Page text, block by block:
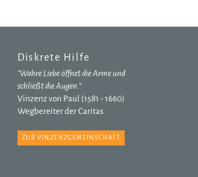
Diskrete Hilfe
"Wahre Liebe öffnet die Arme und
schließt die Augen."
Vinzenz von Paul (1581 - 1660)
Wegbereiter der Caritas
ZUR VINZENZGEMEINSCHAFT